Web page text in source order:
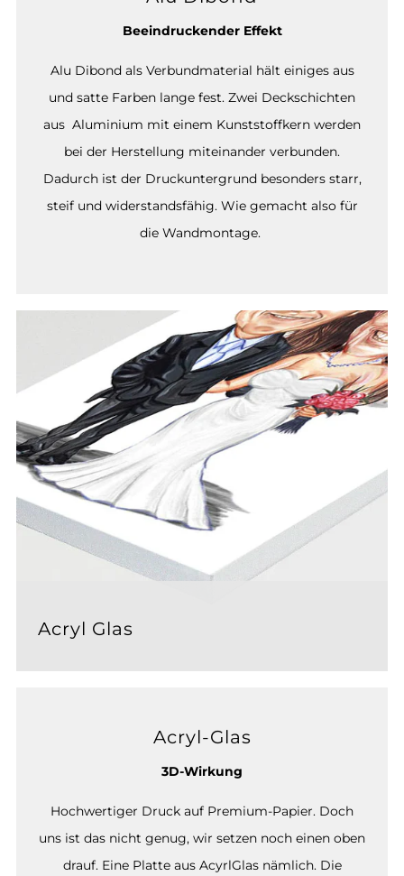
Beeindruckender Effekt
Alu Dibond als Verbundmaterial hält einiges aus
und satte Farben lange fest. Zwei Deckschichten
aus Aluminium mit einem Kunststoffkern werden
bei der Herstellung miteinander verbunden.
Dadurch ist der Druckuntergrund besonders starr,
steif und widerstandsfähig. Wie gemacht also für
die Wandmontage.
Acryl Glas
Acryl-Glas
3D-Wirkung
Hochwertiger Druck auf Premium-Papier. Doch
uns ist das nicht genug, wir setzen noch einen oben
drauf. Eine Platte aus AcyrlGlas nämlich. Die